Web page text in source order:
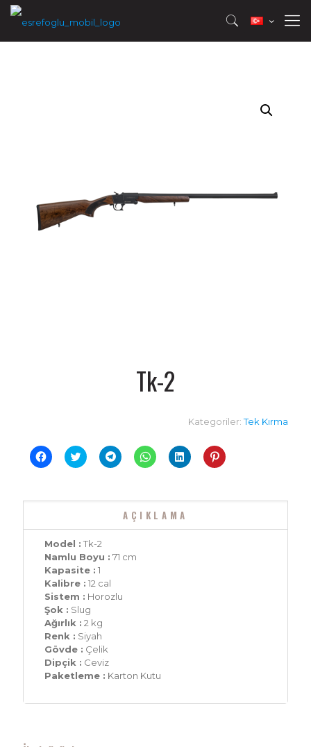
Tk-2
Kategoriler:Tek Kırma
Facebook'ta
paylaşmak
pencerede
Twitter
üzerinde
(Yeni
pencerede
Telegram'da
paylaşmak
pencerede
açılır)
WhatsApp'ta
paylaşmak
pencerede
açılır)
Linkedln
üzerinden
(Yeni
Pinterest'te
paylaşmak
pencerede
AÇIKLAMA
Model : Tk-2
Namlu Boyu : 71 cm
Kapasite : 1
Kalibre : 12 cal
Sistem : Horozlu
Şok : Slug
Ağırlık : 2 kg
Renk : Siyah
Gövde : Çelik
Dipçik : Ceviz
Paketleme : Karton Kutu